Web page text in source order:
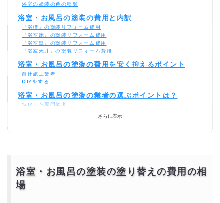
浴室の塗装の色の種類
浴室・お風呂の塗装の費用と内訳
『浴槽』の塗装リフォーム費用
『浴室床』の塗装リフォーム費用
『浴室壁』の塗装リフォーム費用
『浴室天井』の塗装リフォーム費用
浴室・お風呂の塗装の費用を安く抑えるポイント
自社施工業者
DIYをする
浴室・お風呂の塗装の業者の選ぶポイントは？
特化した専門業者
一括見積もり無料サービスで安く浴室・お風呂の塗り替えをできる優良
業者を探す！
より安価で依頼するには？
さらに表示
浴室・お風呂の塗装の塗り替えの費用の相
場